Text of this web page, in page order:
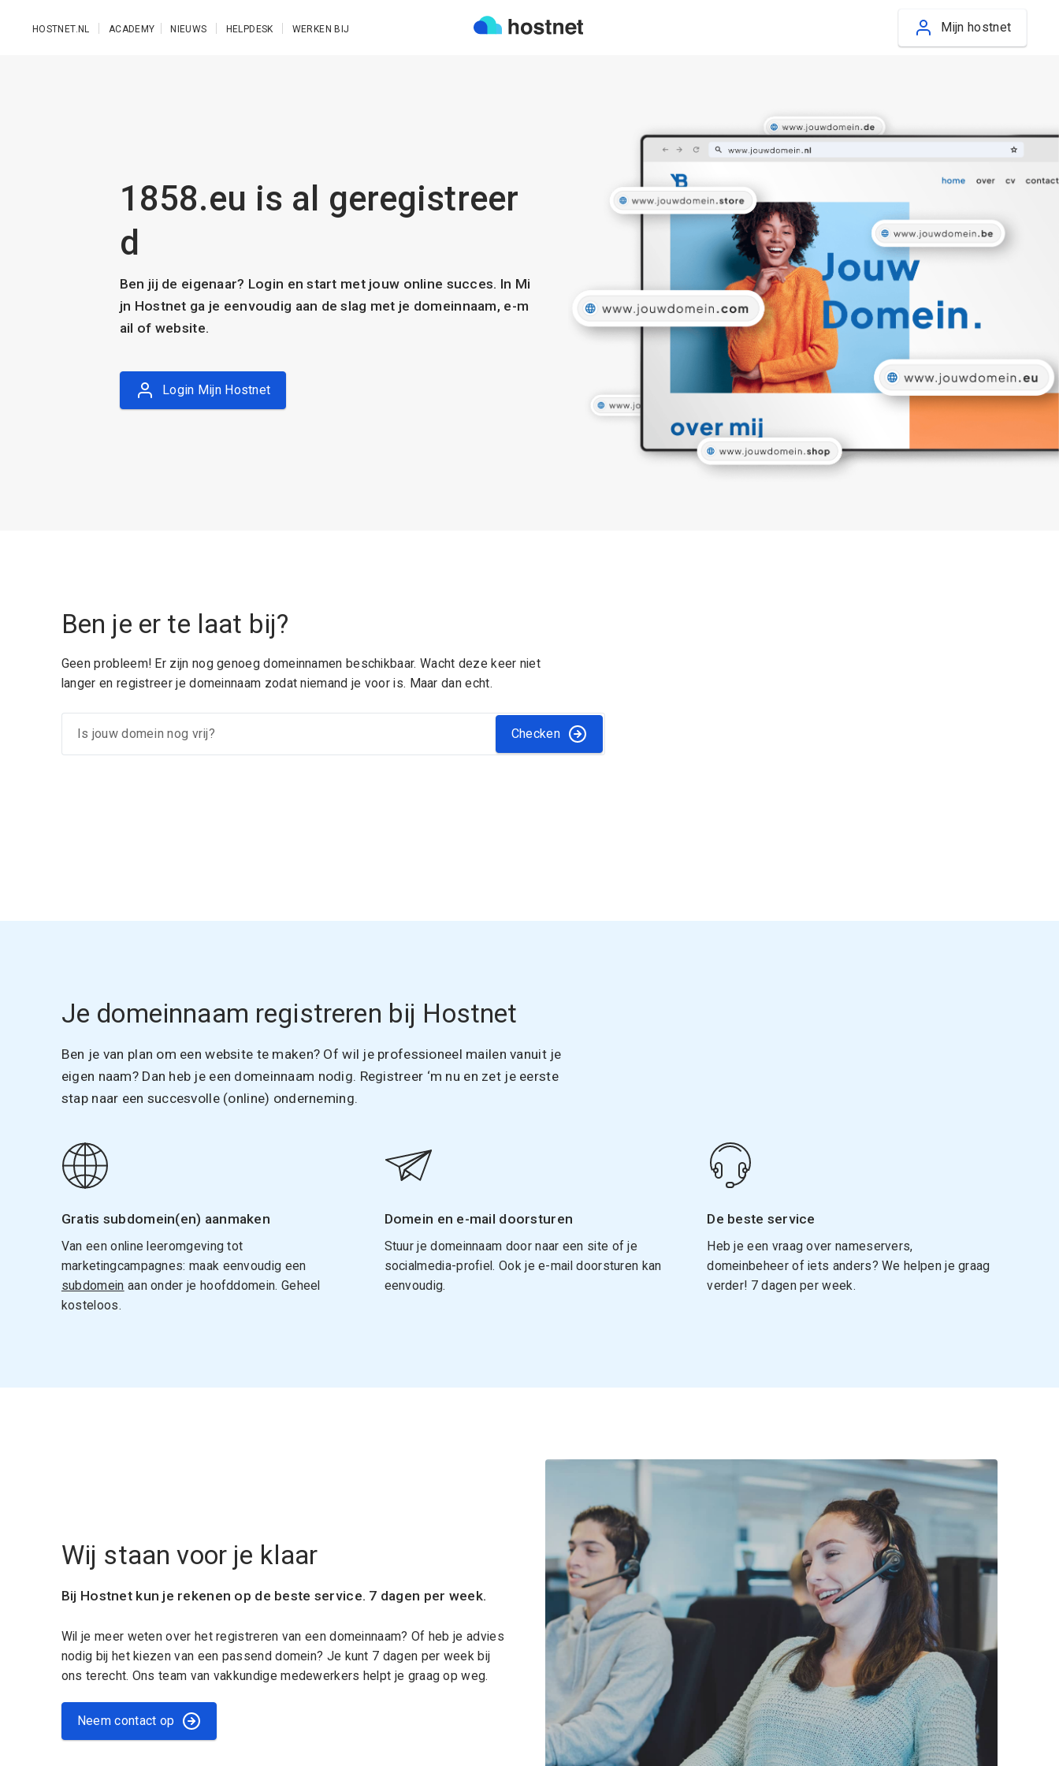
HOSTNET.NL ACADEMY NIEUWS HELPDESK WERKEN BIJ Mijn hostnet
1858.eu is al geregistreer
d
Ben jij de eigenaar? Login en start met jouw online succes. In Mi
jn Hostnet ga je eenvoudig aan de slag met je domeinnaam, e-m
ail of website.
Login Mijn Hostnet
Ben je er te laat bij?
Geen probleem! Er zijn nog genoeg domeinnamen beschikbaar. Wacht deze keer niet
langer en registreer je domeinnaam zodat niemand je voor is. Maar dan echt.
Checken
Je domeinnaam registreren bij Hostnet
Ben je van plan om een website te maken? Of wil je professioneel mailen vanuit je
eigen naam? Dan heb je een domeinnaam nodig. Registreer ‘m nu en zet je eerste
stap naar een succesvolle (online) onderneming.
Gratis subdomein(en) aanmaken
Van een online leeromgeving tot
marketingcampagnes: maak eenvoudig een
subdomein aan onder je hoofddomein. Geheel
kosteloos.
Domein en e-mail doorsturen
Stuur je domeinnaam door naar een site of je
socialmedia-profiel. Ook je e-mail doorsturen kan
eenvoudig.
De beste service
Heb je een vraag over nameservers,
domeinbeheer of iets anders? We helpen je graag
verder! 7 dagen per week.
Wij staan voor je klaar
Bij Hostnet kun je rekenen op de beste service. 7 dagen per week.
Wil je meer weten over het registreren van een domeinnaam? Of heb je advies
nodig bij het kiezen van een passend domein? Je kunt 7 dagen per week bij
ons terecht. Ons team van vakkundige medewerkers helpt je graag op weg.
Neem contact op